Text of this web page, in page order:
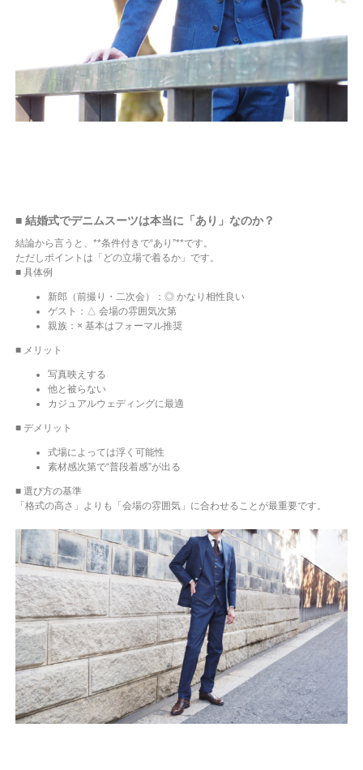
■ 結婚式でデニムスーツは本当に「あり」なのか？
結論から言うと、**条件付きで“あり”**です。
ただしポイントは「どの立場で着るか」です。
■ 具体例
新郎（前撮り・二次会）：◎ かなり相性良い
ゲスト：△ 会場の雰囲気次第
親族：× 基本はフォーマル推奨
■ メリット
写真映えする
他と被らない
カジュアルウェディングに最適
■ デメリット
式場によっては浮く可能性
素材感次第で“普段着感”が出る
■ 選び方の基準
「格式の高さ」よりも「会場の雰囲気」に合わせることが最重要です。